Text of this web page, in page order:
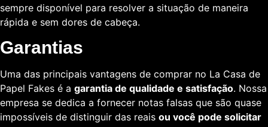
sempre disponível para resolver a situação de maneira
rápida e sem dores de cabeça.
Garantias
Uma das principais vantagens de comprar no La Casa de
Papel Fakes é a garantia de qualidade e satisfação. Nossa
empresa se dedica a fornecer notas falsas que são quase
impossíveis de distinguir das reais ou você pode solicitar